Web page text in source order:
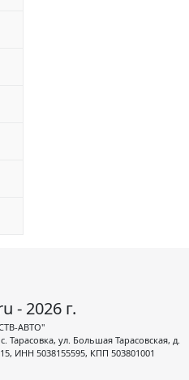
- 2026 г.
АВТО"
Тарасовка, ул. Большая Тарасовская, д.
ИНН 5038155595, КПП 503801001